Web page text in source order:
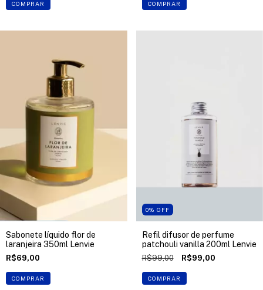
COMPRAR COMPRAR
Sabonete líquido flor de
laranjeira 350ml Lenvie
R$69,00
COMPRAR
0% OFF
Refil difusor de perfume
patchouli vanilla 200ml Lenvie
R$99,00 R$99,00
COMPRAR